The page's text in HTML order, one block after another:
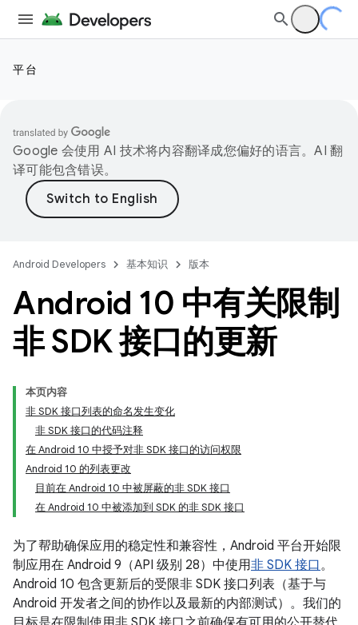
平台
Google 会使用 AI 技术将内容翻译成您偏好的语言。AI 翻
译可能包含错误。
Android Developers 基本知识 版本
Android 10 中有关限制
非 SDK 接口的更新
本页内容
非 SDK 接口列表的命名发生变化
非 SDK 接口的代码注释
在 Android 10 中授予对非 SDK 接口的访问权限
Android 10 的列表更改
目前在 Android 10 中被屏蔽的非 SDK 接口
在 Android 10 中被添加到 SDK 的非 SDK 接口
为了帮助确保应用的稳定性和兼容性，Android 平台开始限
制应用在 Android 9（API 级别 28）中使用非 SDK 接口。
Android 10 包含更新后的受限非 SDK 接口列表（基于与
Android 开发者之间的协作以及最新的内部测试）。我们的